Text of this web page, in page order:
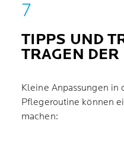
TIPPS UND
TRAGEN
Kleine Anpassungen in
Pflegeroutine können
machen: